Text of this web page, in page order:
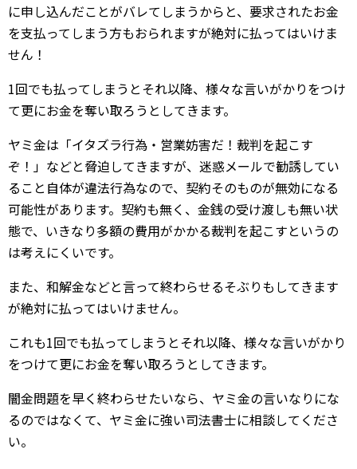
に申し込んだことがバレてしまうからと、要求されたお金
を支払ってしまう方もおられますが絶対に払ってはいけま
せん！
1回でも払ってしまうとそれ以降、様々な言いがかりをつけ
て更にお金を奪い取ろうとしてきます。
ヤミ金は「イタズラ行為・営業妨害だ！裁判を起こす
ぞ！」などと脅迫してきますが、迷惑メールで勧誘してい
ること自体が違法行為なので、契約そのものが無効になる
可能性があります。契約も無く、金銭の受け渡しも無い状
態で、いきなり多額の費用がかかる裁判を起こすというの
は考えにくいです。
また、和解金などと言って終わらせるそぶりもしてきます
が絶対に払ってはいけません。
これも1回でも払ってしまうとそれ以降、様々な言いがかり
をつけて更にお金を奪い取ろうとしてきます。
闇金問題を早く終わらせたいなら、ヤミ金の言いなりにな
るのではなくて、ヤミ金に強い司法書士に相談してくださ
い。